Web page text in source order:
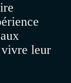
vivre leur